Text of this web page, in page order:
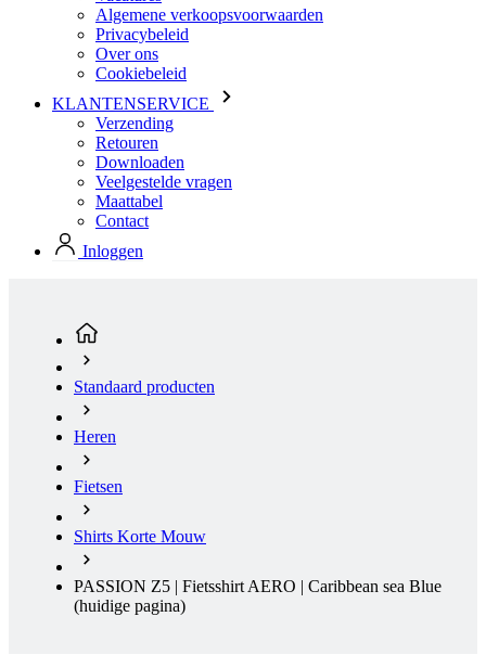
KLANTENSERVICE
Verzending
Retouren
Downloaden
Veelgestelde vragen
Maattabel
Contact
Inloggen
Heren
Fietsen
Shirts Korte Mouw
PASSION Z5 | Fietsshirt AERO | Caribbean sea Blue
(huidige pagina)
KORTING 10%